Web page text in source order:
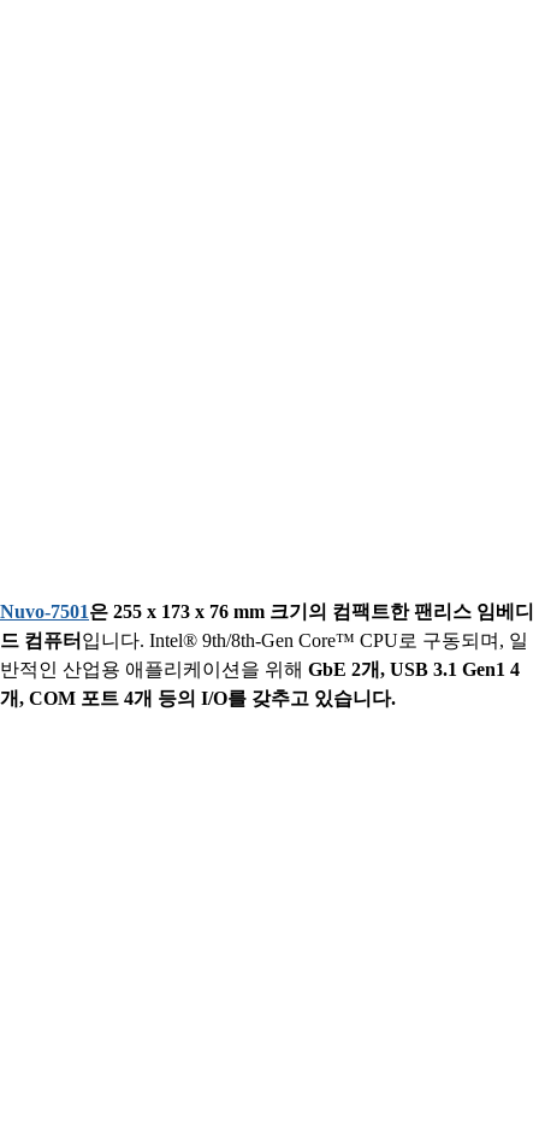
Nuvo-7501은 255 x 173 x 76 mm 크기의 컴팩트한 팬리스 임베디
드 컴퓨터 입니다. Intel® 9th/8th-Gen Core™ CPU로 구동되며, 일
반적인 산업용 애플리케이션을 위해 GbE 2개, USB 3.1 Gen1 4
개, COM 포트 4개 등의 I/O를 갖추고 있습니다.